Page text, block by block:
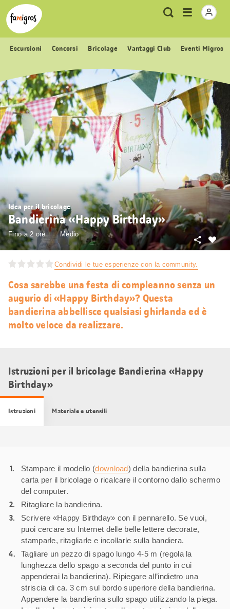
Navigazione
segnalibri
Header
Logo Metanavigazione
Ricerca
Apri
menu
Escursioni Concorsi Bricolage Vantaggi Club Eventi Migros
Condividi le tue esperienze con la community.
Idea per il bricolage
Bandierina «Happy Birthday»
Fino a 2 ore
Medio
Condividi
Cosa sarebbe una festa di compleanno senza un
augurio di «Happy Birthday»? Questa
bandierina abbellisce qualsiasi ghirlanda ed è
molto veloce da realizzare.
Istruzioni per il bricolage Bandierina «Happy
Birthday»
Istruzioni Materiale e utensili
Stampare il modello (download) della bandierina sulla
carta per il bricolage o ricalcare il contorno dallo schermo
del computer.
Ritagliare la bandierina.
Scrivere «Happy Birthday» con il pennarello. Se vuoi,
puoi cercare su Internet delle belle lettere decorate,
stamparle, ritagliarle e incollarle sulla bandiera.
Tagliare un pezzo di spago lungo 4-5 m (regola la
lunghezza dello spago a seconda del punto in cui
appenderai la bandierina). Ripiegare all’indietro una
striscia di ca. 3 cm sul bordo superiore della bandierina.
Appendere la bandierina sullo spago utilizzando la piega.